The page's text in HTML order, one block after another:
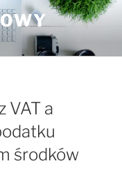
VAT a
środków